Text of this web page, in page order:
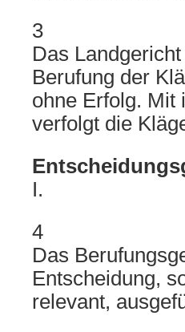
3
Das
Berufung der
ohne Erfolg. Mit
verfolgt die
I.
4
Das
Entscheidung,
relevant,